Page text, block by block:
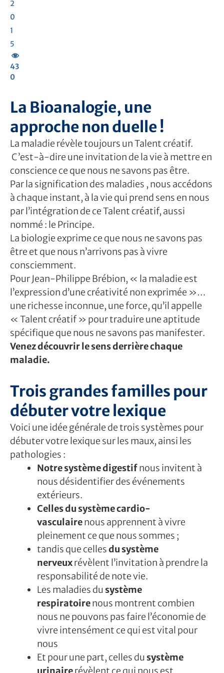
2
0
1
5
43
0
La Bioanalogie, une
approche non duelle !
La maladie révèle toujours un Talent créatif.
C’est-à-dire une invitation de la vie à mettre en
conscience ce que nous ne savons pas être.
Par la signification des maladies , nous accédons
à chaque instant, à la vie qui prend sens en nous
par l’intégration de ce Talent créatif, aussi
nommé : le Principe.
La biologie exprime ce que nous ne savons pas
être et que nous n’arrivons pas à vivre
consciemment.
Pour Jean-Philippe Brébion, « la maladie est
l’expression d’une créativité non exprimée »…
une richesse inconnue, une force, qu’il appelle
« Talent créatif » pour traduire une aptitude
spécifique que nous ne savons pas manifester.
Venez découvrir le sens derrière chaque
maladie.
Trois grandes familles pour
débuter votre lexique
Voici une idée générale de trois systèmes pour
débuter votre lexique sur les maux, ainsi les
pathologies :
Notre système digestifnous invitent à
nous désidentifier des événements
extérieurs.
Celles du système cardio-
vasculairenous apprennent à vivre
pleinement ce que nous sommes ;
tandis que cellesdu système
nerveuxrévèlent l’invitation à prendre la
responsabilité de note vie.
Les maladies du système
respiratoirenous montrent combien
nous ne pouvons pas faire l’économie de
vivre intensément ce qui est vital pour
nous
Et pour une part, celles du système
urinairerévèlent ce qui nous est